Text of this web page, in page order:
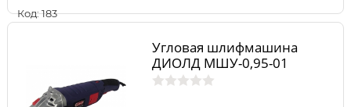
Код: 183
Угловая шлифмашина
ДИОЛД МШУ-0,95-01